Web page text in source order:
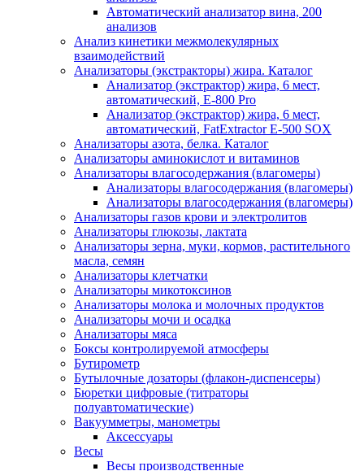
Автоматический анализатор вина, 200
анализов
Анализ кинетики межмолекулярных
взаимодействий
Анализаторы (экстракторы) жира. Каталог
Анализатор (экстрактор) жира, 6 мест,
автоматический, E-800 Pro
Анализатор (экстрактор) жира, 6 мест,
автоматический, FatExtractor E-500 SOX
Анализаторы азота, белка. Каталог
Анализаторы аминокислот и витаминов
Анализаторы влагосодержания (влагомеры)
Анализаторы влагосодержания (влагомеры)
Анализаторы влагосодержания (влагомеры)
Анализаторы газов крови и электролитов
Анализаторы глюкозы, лактата
Анализаторы зерна, муки, кормов, растительного
масла, семян
Анализаторы клетчатки
Анализаторы микотоксинов
Анализаторы молока и молочных продуктов
Анализаторы мочи и осадка
Анализаторы мяса
Боксы контролируемой атмосферы
Бутирометр
Бутылочные дозаторы (флакон-диспенсеры)
Бюретки цифровые (титраторы
полуавтоматические)
Вакуумметры, манометры
Аксессуары
Весы
Весы производственные